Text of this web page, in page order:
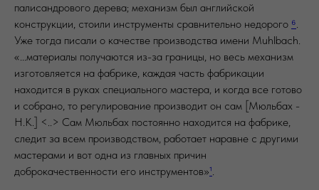
палисандрового дерева; механизм был английской
конструкции, стоили инструменты сравнительно недорого ⁶.
Уже тогда писали о качестве производства имени Muhlbach.
«...материалы получаются из-за границы, но весь механизм
изготовляется на фабрике, каждая часть фабрикации
находится в руках специального мастера, и когда все готово
и собрано, то регулирование производит он сам [Мюльбах -
H.K.] <..> Сам Мюльбах постоянно находится на фабрике,
следит за всем производством, работает наравне с другими
мастерами и вот одна из главных причин
доброкачественности его инструментов»¹.